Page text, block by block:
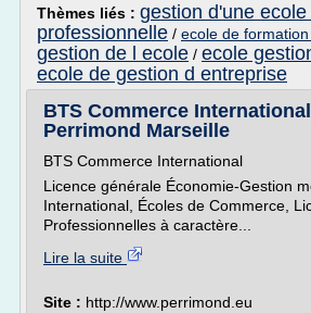
Thèmes liés : gestion d'une
professionnelle / ecole de
gestion de l ecole / ecole
ecole de gestion d entreprise
BTS Commerce
Perrimond Marseille
BTS Commerce International
Licence générale Économie-Gestion
International, Écoles de Commerce,
Professionnelles à caractère...
Lire la suite
Site : http://www.perrimond.eu